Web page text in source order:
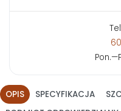
OPIS SPECYFIKACJA